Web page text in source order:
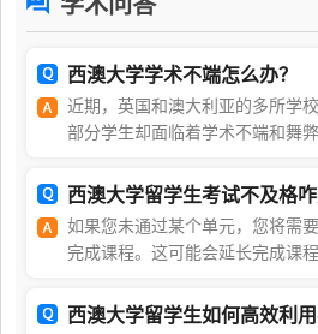
西澳大学学术不端怎么办？
近期，英国和澳大利亚的多所学
部分学生却面临着学术不端和舞
无需担忧，我们的团队将会为您
西澳大学留学生考试不及格
如果您未通过某个单元，您将需
完成课程。这可能会延长完成课
个单元来弥补失败的单元。海马
西澳大学留学生如何高效利用考